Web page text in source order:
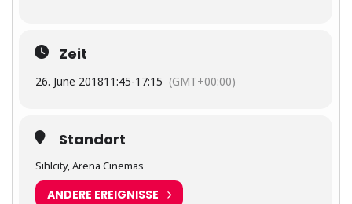
Zeit
26. June 201811:45-17:15 (GMT+00:00)
Standort
Sihlcity, Arena Cinemas
ANDERE EREIGNISSE